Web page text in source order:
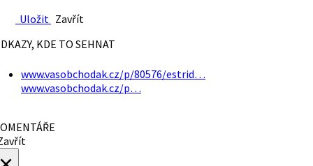
Uložit Zavřít
KDE TO SEHNAT
www.vasobchodak.cz/p/80576/estrid…
www.vasobchodak.cz/p…